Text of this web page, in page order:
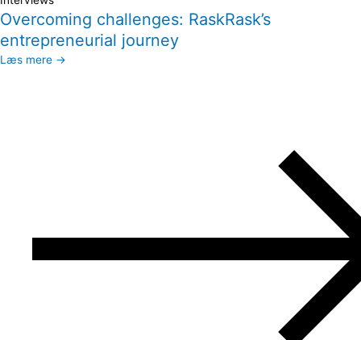
Overcoming challenges: RaskRask’s
entrepreneurial journey
Læs mere →